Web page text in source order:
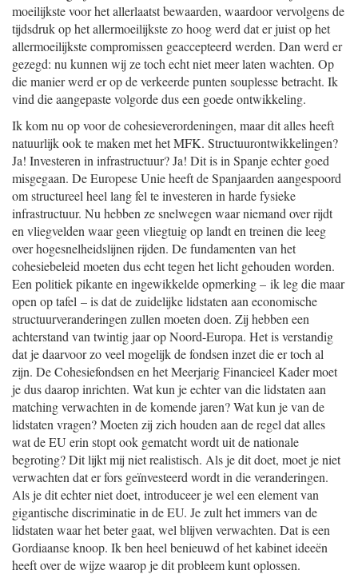
moeilijkste voor het allerlaatst bewaarden, waardoor vervolgens de
tijdsdruk op het allermoeilijkste zo hoog werd dat er juist op het
allermoeilijkste compromissen geaccepteerd werden. Dan werd er
gezegd: nu kunnen wij ze toch echt niet meer laten wachten. Op
die manier werd er op de verkeerde punten souplesse betracht. Ik
vind die aangepaste volgorde dus een goede ontwikkeling.
Ik kom nu op voor de cohesieverordeningen, maar dit alles heeft
natuurlijk ook te maken met het MFK. Structuurontwikkelingen?
Ja! Investeren in infrastructuur? Ja! Dit is in Spanje echter goed
misgegaan. De Europese Unie heeft de Spanjaarden aangespoord
om structureel heel lang fel te investeren in harde fysieke
infrastructuur. Nu hebben ze snelwegen waar niemand over rijdt
en vliegvelden waar geen vliegtuig op landt en treinen die leeg
over hogesnelheidslijnen rijden. De fundamenten van het
cohesiebeleid moeten dus echt tegen het licht gehouden worden.
Een politiek pikante en ingewikkelde opmerking – ik leg die maar
open op tafel – is dat de zuidelijke lidstaten aan economische
structuurveranderingen zullen moeten doen. Zij hebben een
achterstand van twintig jaar op Noord-Europa. Het is verstandig
dat je daarvoor zo veel mogelijk de fondsen inzet die er toch al
zijn. De Cohesiefondsen en het Meerjarig Financieel Kader moet
je dus daarop inrichten. Wat kun je echter van die lidstaten aan
matching verwachten in de komende jaren? Wat kun je van de
lidstaten vragen? Moeten zij zich houden aan de regel dat alles
wat de EU erin stopt ook gematcht wordt uit de nationale
begroting? Dit lijkt mij niet realistisch. Als je dit doet, moet je niet
verwachten dat er fors geïnvesteerd wordt in die veranderingen.
Als je dit echter niet doet, introduceer je wel een element van
gigantische discriminatie in de EU. Je zult het immers van de
lidstaten waar het beter gaat, wel blijven verwachten. Dat is een
Gordiaanse knoop. Ik ben heel benieuwd of het kabinet ideeën
heeft over de wijze waarop je dit probleem kunt oplossen.